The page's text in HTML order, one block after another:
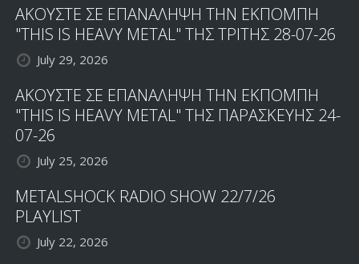
ΑΚΟΥΣΤΕ ΣΕ ΕΠΑΝΑΛΗΨΗ ΤΗΝ ΕΚΠΟΜΠΗ
"THIS IS HEAVY METAL" ΤΗΣ ΤΡΙΤΗΣ 28-07-26
July 29, 2026
ΑΚΟΥΣΤΕ ΣΕ ΕΠΑΝΑΛΗΨΗ ΤΗΝ ΕΚΠΟΜΠΗ
"THIS IS HEAVY METAL" ΤΗΣ ΠΑΡΑΣΚΕΥΗΣ 24-
07-26
July 25, 2026
METALSHOCK RADIO SHOW 22/7/26
PLAYLIST
July 22, 2026